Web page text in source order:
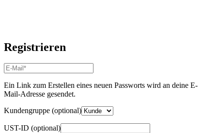
Registrieren
E-
Mail-
Adresse*
Erforderlich
Ein Link zum Erstellen eines neuen Passworts wird an deine E-
Mail-Adresse gesendet.
Kundengruppe (optional)
UST-ID (optional)